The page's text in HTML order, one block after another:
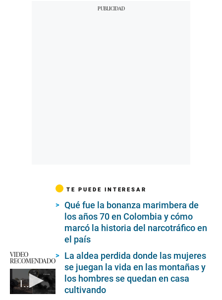
VIDEO
RECOMENDADO
Israel vuelve al ataque
TE PUEDE INTERESAR
Qué fue la bonanza marimbera de
los años 70 en Colombia y cómo
marcó la historia del narcotráfico en
el país
La aldea perdida donde las mujeres
se juegan la vida en las montañas y
los hombres se quedan en casa
cultivando